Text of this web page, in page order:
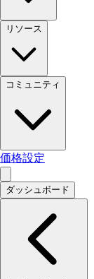
リソース
コミュニティ
価格設定
ダッシュボード